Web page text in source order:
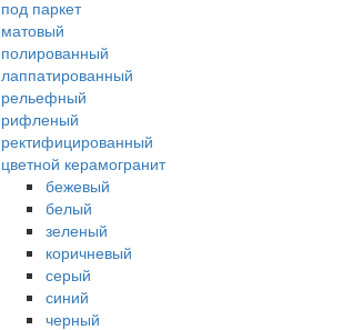
под паркет
матовый
полированный
лаппатированный
рельефный
рифленый
ректифицированный
цветной керамогранит
бежевый
белый
зеленый
коричневый
серый
синий
черный